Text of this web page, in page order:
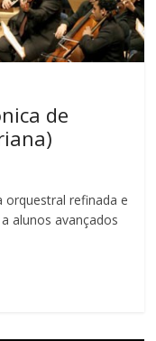
de
orquestral refinada e
alunos avançados